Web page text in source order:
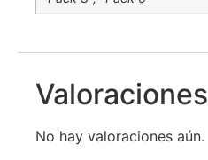
Valoraciones
No hay valoraciones aún.